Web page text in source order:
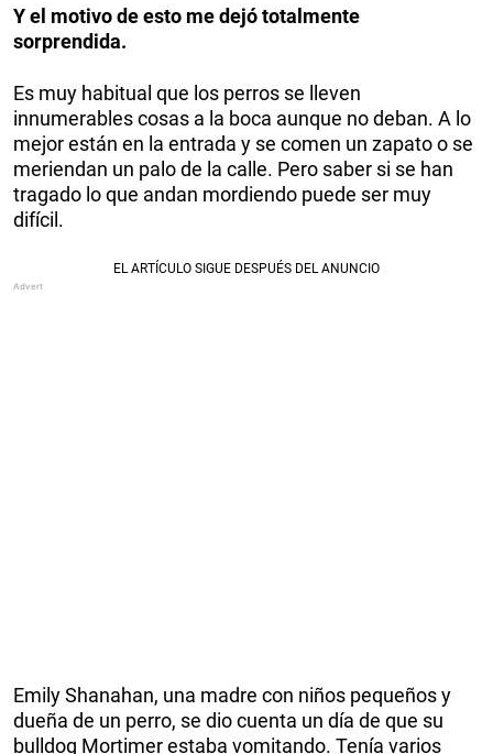
Y el motivo de esto me dejó totalmente
sorprendida.
Es muy habitual que los perros se lleven
innumerables cosas a la boca aunque no deban. A lo
mejor están en la entrada y se comen un zapato o se
meriendan un palo de la calle. Pero saber si se han
tragado lo que andan mordiendo puede ser muy
difícil.
Emily Shanahan, una madre con niños pequeños y
dueña de un perro, se dio cuenta un día de que su
bulldog Mortimer estaba vomitando. Tenía varios